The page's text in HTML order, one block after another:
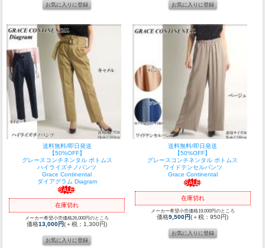
送料無料/即日発送
【50%OFF】
グレースコンチネンタル ボトムス
ハイライズチノパンツ
Grace Continental
ダイアグラム Diagram
在庫切れ
メーカー希望小売価格26,000円のところ
価格13,000円(＋税：1,300円)
送料無料/即日発送
【50%OFF】
グレースコンチネンタル ボトムス
ワイドテンセルパンツ
Grace Continental
在庫切れ
メーカー希望小売価格19,000円のところ
価格9,500円(＋税：950円)